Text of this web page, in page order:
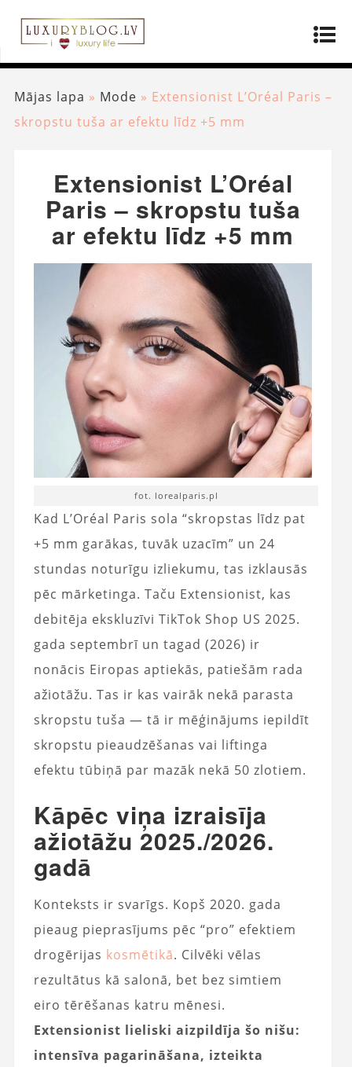
Mājas lapa » Mode » Extensionist L’Oréal Paris –
skropstu tuša ar efektu līdz +5 mm
Extensionist L’Oréal
Paris – skropstu tuša
ar efektu līdz +5 mm
fot. lorealparis.pl
Kad L’Oréal Paris sola “skropstas līdz pat
+5 mm garākas, tuvāk uzacīm” un 24
stundas noturīgu izliekumu, tas izklausās
pēc mārketinga. Taču Extensionist, kas
debitēja ekskluzīvi TikTok Shop US 2025.
gada septembrī un tagad (2026) ir
nonācis Eiropas aptiekās, patiešām rada
ažiotāžu. Tas ir kas vairāk nekā parasta
skropstu tuša — tā ir mēģinājums iepildīt
skropstu pieaudzēšanas vai liftinga
efektu tūbiņā par mazāk nekā 50 zlotiem.
Kāpēc viņa izraisīja
ažiotāžu 2025./2026.
gadā
Konteksts ir svarīgs. Kopš 2020. gada
pieaug pieprasījums pēc “pro” efektiem
drogērijas kosmētikā. Cilvēki vēlas
rezultātus kā salonā, bet bez simtiem
eiro tērēšanas katru mēnesi.
Extensionist lieliski aizpildīja šo nišu:
intensīva pagarināšana, izteikta